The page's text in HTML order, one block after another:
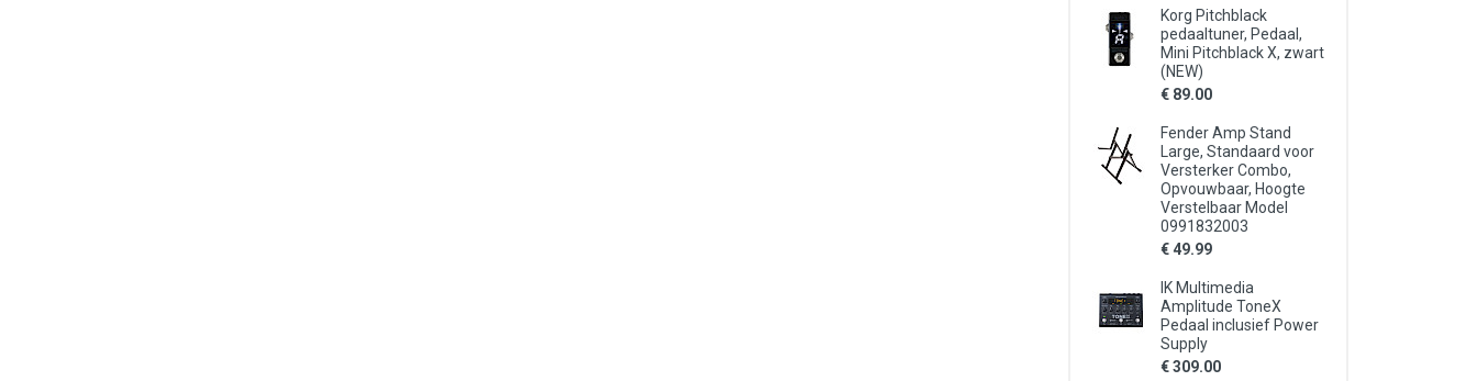
Korg Pitchblack
pedaaltuner, Pedaal,
Mini Pitchblack X, zwart
(NEW)
€ 89.00
Fender Amp Stand
Large, Standaard voor
Versterker Combo,
Opvouwbaar, Hoogte
Verstelbaar Model
0991832003
€ 49.99
IK Multimedia
Amplitude ToneX
Pedaal inclusief Power
Supply
€ 309.00